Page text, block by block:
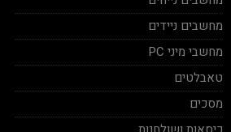
מחשבים ניידים
מחשבי מיני PC
טאבלטים
מסכים